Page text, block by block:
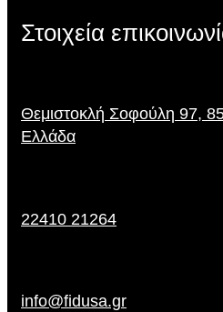
Στοιχεία
Θεμιστοκλή Σοφούλη 97,
Ελλάδα
22410 21264
info@fidusa.gr